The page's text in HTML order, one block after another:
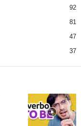
92
81
47
37